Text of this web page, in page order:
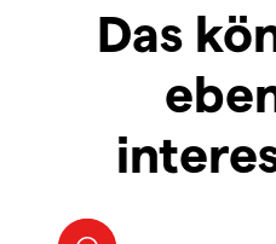
Das